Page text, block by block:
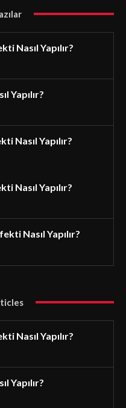
Nasıl Yapılır?
Yapılır?
Nasıl Yapılır?
Nasıl Yapılır?
Nasıl Yapılır?
Nasıl Yapılır?
Yapılır?